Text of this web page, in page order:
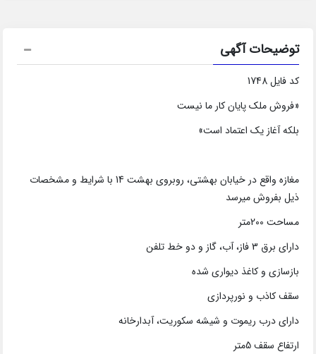
توضیحات آگهی
کد فایل 1748
«فروش ملک پایان کار ما نیست
بلکه آغاز یک اعتماد است»
مغازه واقع در خیابان بهشتی، روبروی بهشت 14 با شرایط و مشخصات
ذیل بفروش میرسد
مساحت 200متر
دارای برق 3 فاز، آب، گاز و دو خط تلفن
بازسازی و کاغذ دیواری شده
سقف کاذب و نورپردازی
دارای درب ریموت و شیشه سکوریت، آبدارخانه
ارتفاع سقف 5متر